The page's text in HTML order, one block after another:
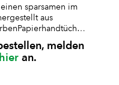
sparsamen im
aus
sparsam im
1-lagig: für
Blatt pro
melden
hier an.